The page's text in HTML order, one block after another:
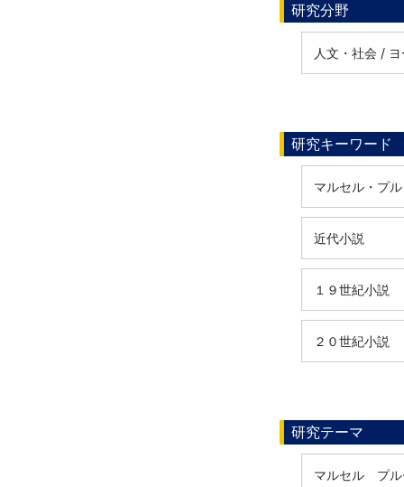
研究分野
人文・社会 /
研究キーワード
マルセル・プ
近代小説
１９世紀小説
２０世紀小説
研究テーマ
マルセル プ